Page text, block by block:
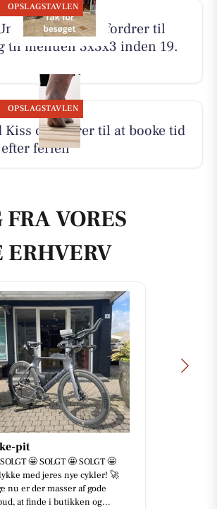
OPSLAGSTAVLEN
Klippen opfordrer til
til menuen 3x3x3 inden 19.
OPSLAGSTAVLEN
Kiss opfordrer til at booke tid
ferien
VORES
pit
🤩 SOLGT 🤩 SOLGT 🤩
med jeres nye cykler! 🚀
er der masser af gode
at finde i butikken og...